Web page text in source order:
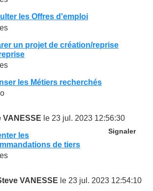
les Offres d'emploi
un projet de création/reprise
les Métiers recherchés
VANESSE le 23 jul. 2023 12:56:30
Signaler
les
de tiers
VANESSE le 23 jul. 2023 12:54:10